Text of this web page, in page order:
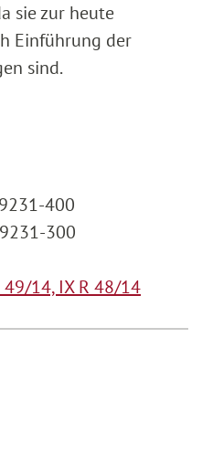
sie zur heute
Einführung der
sind.
400
300
49/14, IX R 48/14